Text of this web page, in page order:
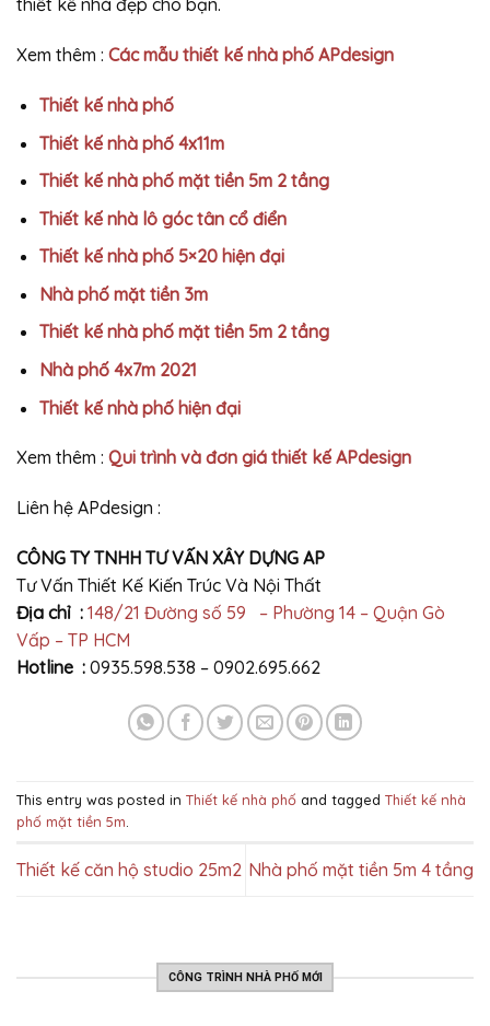
thiết kế nhà đẹp cho bạn.
Xem thêm : Các mẫu thiết kế nhà phố APdesign
Thiết kế nhà phố
Thiết kế nhà phố 4x11m
Thiết kế nhà phố mặt tiền 5m 2 tầng
Thiết kế nhà lô góc tân cổ điển
Thiết kế nhà phố 5×20 hiện đại
Nhà phố mặt tiền 3m
Thiết kế nhà phố mặt tiền 5m 2 tầng
Nhà phố 4x7m 2021
Thiết kế nhà phố hiện đại
Xem thêm : Qui trình và đơn giá thiết kế APdesign
Liên hệ APdesign :
CÔNG TY TNHH TƯ VẤN XÂY DỰNG AP
Tư Vấn Thiết Kế Kiến Trúc Và Nội Thất
Địa chỉ : 148/21 Đường số 59 – Phường 14 – Quận Gò
Vấp – TP HCM
Hotline : 0935.598.538 – 0902.695.662
This entry was posted in Thiết kế nhà phố and tagged Thiết kế nhà
phố mặt tiền 5m.
Thiết kế căn hộ studio 25m2 Nhà phố mặt tiền 5m 4 tầng
CÔNG TRÌNH NHÀ PHỐ MỚI